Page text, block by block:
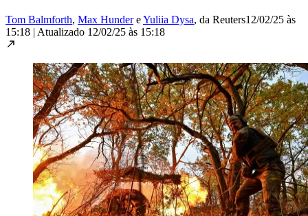
Tom Balmforth, Max HundereYuliia Dysa, da Reuters12/02/25 às
15:18 | Atualizado 12/02/25 às 15:18